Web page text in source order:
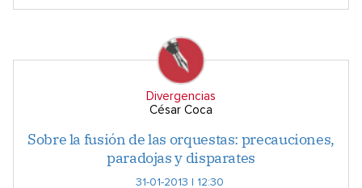
Divergencias
César Coca
Sobre la fusión de las orquestas: precauciones,
paradojas y disparates
31-01-2013 | 12:30